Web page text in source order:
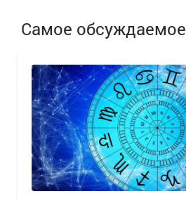
Самое обсуждаемое